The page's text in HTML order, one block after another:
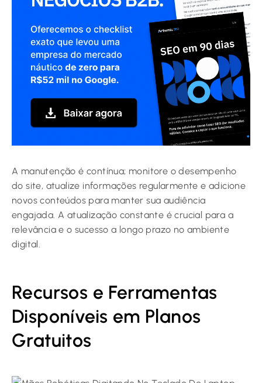
A manutenção é contínua; monitore o desempenho
do site, atualize informações regularmente e adicione
novos conteúdos para manter sua audiência
engajada. A atualização constante é crucial para a
relevância e o sucesso a longo prazo no ambiente
digital.
Recursos e Ferramentas
Disponíveis em Planos
Gratuitos